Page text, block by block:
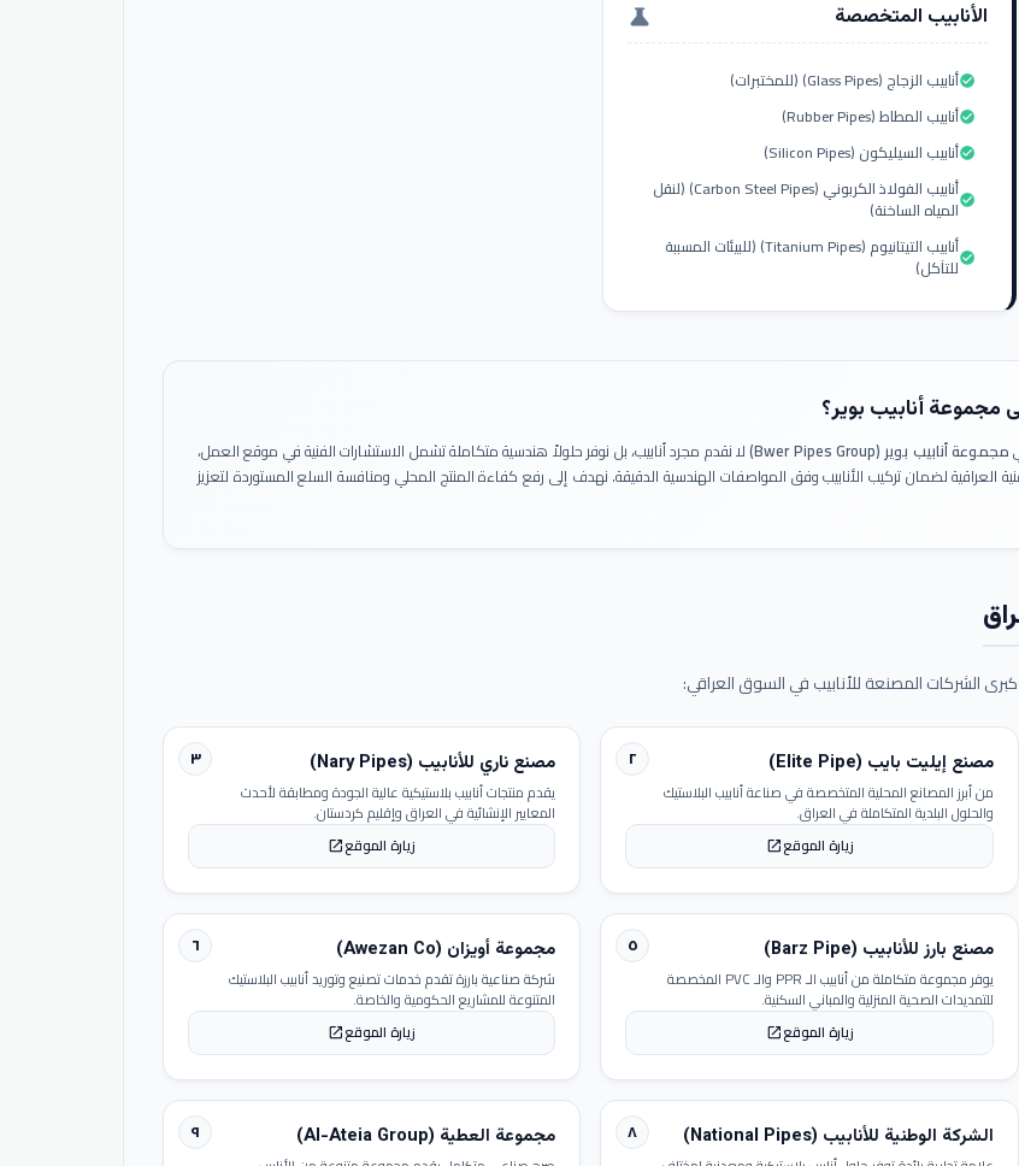
الأنابيب المتخصصة science
أنابيب الزجاج (Glass Pipes) (للمختبرات)check_circle
أنابيب المطاط (Rubber Pipes)check_circle
أنابيب السيليكون (Silicon Pipes)check_circle
أنابيب الفولاذ الكربوني (Carbon Steel Pipes) (لنقل
المياه الساخنة)check_circle
أنابيب التيتانيوم (Titanium Pipes) (للبيئات المسببة
للتآكل)check_circle
مجموعة أنابيب بوير؟
مجموعة أنابيب بوير (Bwer Pipes Group)
لا نقدم مجرد أنابيب، بل نوفر حلولاً هندسية متكاملة تشمل الاستشارات الفنية في موقع العمل،
العراقية لضمان تركيب الأنابيب وفق المواصفات الهندسية الدقيقة. نهدف إلى رفع كفاءة المنتج المحلي ومنافسة السلع المستوردة لتعزيز
الشركات المصنعة للأنابيب في السوق العراقي:
٢ مصنع إيليت بايب (Elite Pipe)
من أبرز المصانع المحلية المتخصصة في صناعة أنابيب البلاستيك
والحلول البلدية المتكاملة في العراق.
زيارة الموقعopen_in_new
٣ مصنع ناري للأنابيب (Nary Pipes)
يقدم منتجات أنابيب بلاستيكية عالية الجودة ومطابقة لأحدث
المعايير الإنشائية في العراق وإقليم كردستان.
زيارة الموقعopen_in_new
٥ مصنع بارز للأنابيب (Barz Pipe)
يوفر مجموعة متكاملة من أنابيب الـ PPR والـ PVC المخصصة
للتمديدات الصحية المنزلية والمباني السكنية.
زيارة الموقعopen_in_new
٦ مجموعة أويزان (Awezan Co)
شركة صناعية بارزة تقدم خدمات تصنيع وتوريد أنابيب البلاستيك
المتنوعة للمشاريع الحكومية والخاصة.
زيارة الموقعopen_in_new
٨ الشركة الوطنية للأنابيب (National Pipes) ٩ مجموعة العطية (Al-Ateia Group)